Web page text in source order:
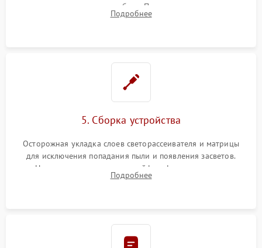
памяти при программных сбоях. При поломке подсветки —
разборка матрицы и замена выгоревших светодиодов.
Подробнее
5. Сборка устройства
Осторожная укладка слоев светорассеивателя и матрицы
для исключения попадания пыли и появления засветов.
Надежное подключение шлейфов, фиксация плат и
аккуратное защелкивание пластикового корпуса монитора.
Подробнее